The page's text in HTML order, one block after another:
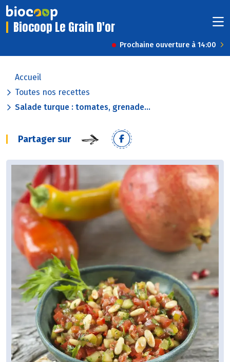
Biocoop Le Grain D'or
Prochaine ouverture à 14:00
Accueil
Toutes nos recettes
Salade turque : tomates, grenade...
Partager sur